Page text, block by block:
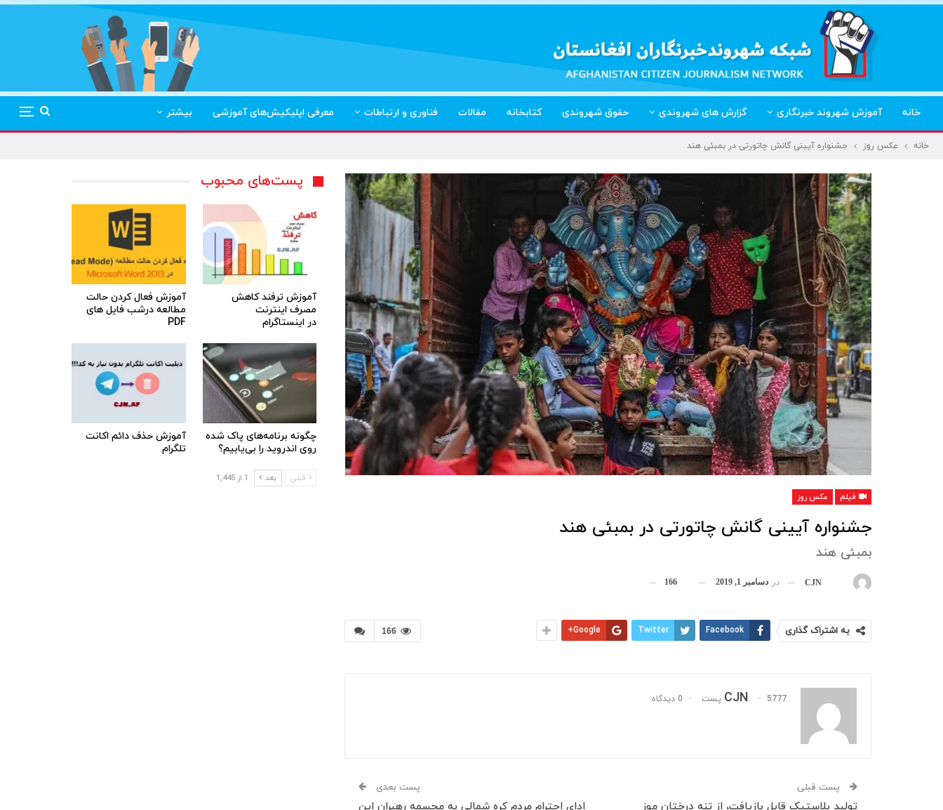
خانه آموزش شهروند خبرنگاری گزارش های شهروندی حقوق شهروندی کتابخانه مقالات فناوری و ارتباطات معرفی اپلیکیش‌های آموزشی بیشتر
خانه عکس روز جشنواره آیینی گانش چاتورتی در بمبئی هند
فیلم عکس روز
جشنواره آیینی گانش چاتورتی در بمبئی هند
بمبئی هند
CJN در دسامبر 1, 2019 166
166 به اشتراک گذاری Facebook
Twitter
Google+
CJN 5777 پست 0 دیدگاه
پست قبلی
تولید پلاستیک قابل بازیافت، از تنه درختان موز
پست بعدی
ادای احترام مردم کره شمالی به مجسمه رهبران این
پست‌های محبوب
آموزش ترفند کاهش
مصرف اینترنت
در اینستاگرام
آموزش فعال کردن حالت
مطالعه درشب فایل های
PDF
چگونه برنامه‌های پاک شده
روی اندروید را بی‌یابیم؟
آموزش حذف دائم اکانت
تلگرام
قبلی بعد 1 از 1,445